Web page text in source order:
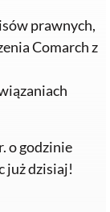
prawnych,
Comarch z
o godzinie
już dzisiaj!